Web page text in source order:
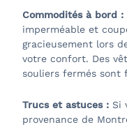
Commodités à bord :
imperméable et
gracieusement lors
votre confort. Des
souliers fermés sont
Trucs et astuces : Si
provenance de